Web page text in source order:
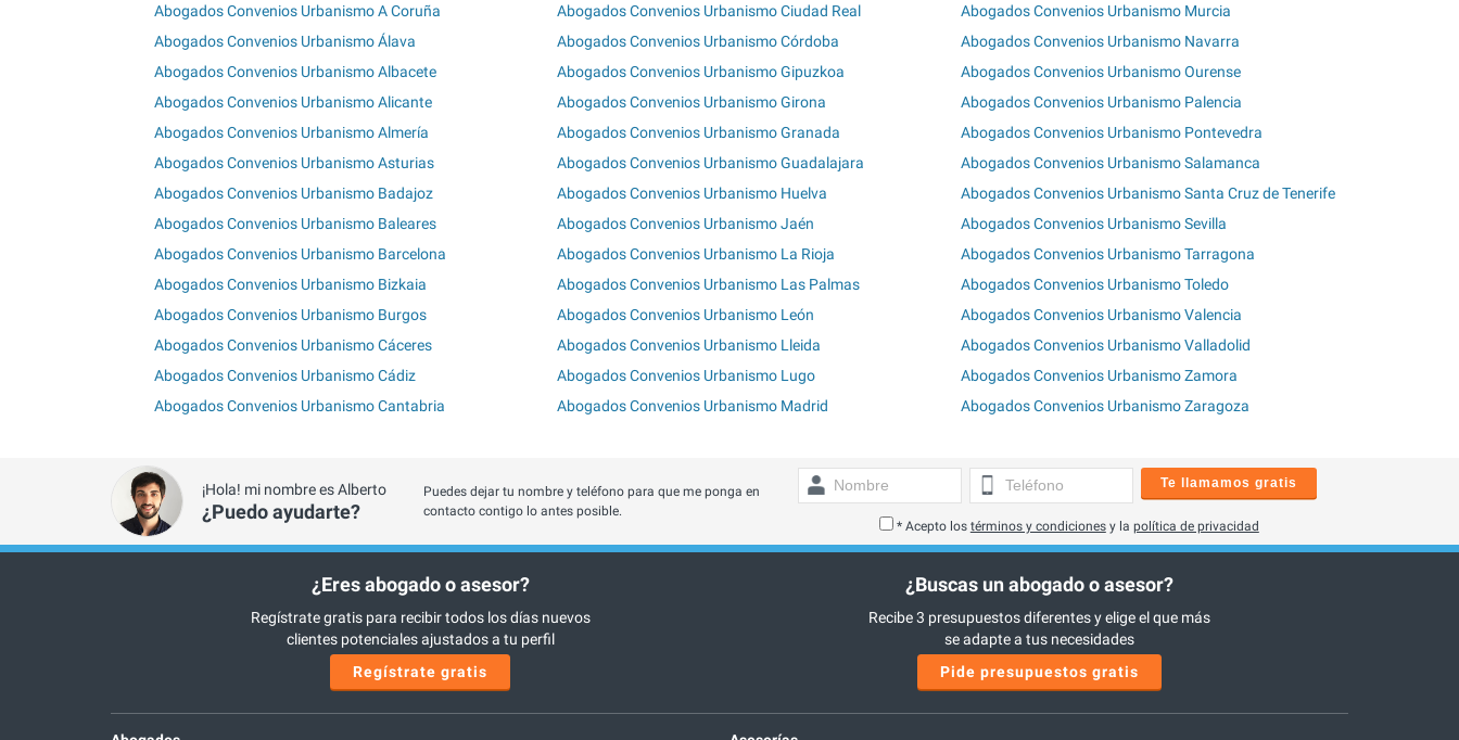
Abogados Convenios Urbanismo A Coruña
Abogados Convenios Urbanismo Álava
Abogados Convenios Urbanismo Albacete
Abogados Convenios Urbanismo Alicante
Abogados Convenios Urbanismo Almería
Abogados Convenios Urbanismo Asturias
Abogados Convenios Urbanismo Badajoz
Abogados Convenios Urbanismo Baleares
Abogados Convenios Urbanismo Barcelona
Abogados Convenios Urbanismo Bizkaia
Abogados Convenios Urbanismo Burgos
Abogados Convenios Urbanismo Cáceres
Abogados Convenios Urbanismo Cádiz
Abogados Convenios Urbanismo Cantabria
Abogados Convenios Urbanismo Ciudad Real
Abogados Convenios Urbanismo Córdoba
Abogados Convenios Urbanismo Gipuzkoa
Abogados Convenios Urbanismo Girona
Abogados Convenios Urbanismo Granada
Abogados Convenios Urbanismo Guadalajara
Abogados Convenios Urbanismo Huelva
Abogados Convenios Urbanismo Jaén
Abogados Convenios Urbanismo La Rioja
Abogados Convenios Urbanismo Las Palmas
Abogados Convenios Urbanismo León
Abogados Convenios Urbanismo Lleida
Abogados Convenios Urbanismo Lugo
Abogados Convenios Urbanismo Madrid
Abogados Convenios Urbanismo Murcia
Abogados Convenios Urbanismo Navarra
Abogados Convenios Urbanismo Ourense
Abogados Convenios Urbanismo Palencia
Abogados Convenios Urbanismo Pontevedra
Abogados Convenios Urbanismo Salamanca
Abogados Convenios Urbanismo Santa Cruz de Tenerife
Abogados Convenios Urbanismo Sevilla
Abogados Convenios Urbanismo Tarragona
Abogados Convenios Urbanismo Toledo
Abogados Convenios Urbanismo Valencia
Abogados Convenios Urbanismo Valladolid
Abogados Convenios Urbanismo Zamora
Abogados Convenios Urbanismo Zaragoza
¡Hola! mi nombre es Alberto
¿Puedo ayudarte?
Puedes dejar tu nombre y teléfono para que me ponga en
contacto contigo lo antes posible.
Te llamamos gratis
* Acepto los términos y condicionesy la política de privacidad
¿Eres abogado o asesor?
Regístrate gratis para recibir todos los días nuevos
clientes potenciales ajustados a tu perfil
Regístrate gratis
¿Buscas un abogado o asesor?
Recibe 3 presupuestos diferentes y elige el que más
se adapte a tus necesidades
Pide presupuestos gratis